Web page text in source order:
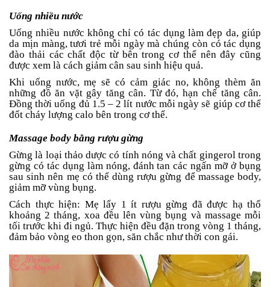
Uống nhiều nước
Uống nhiều nước không chỉ có tác dụng làm đẹp da, giúp
da mịn màng, tươi trẻ mỗi ngày mà chúng còn có tác dụng
đào thải các chất độc từ bên trong cơ thể nên đây cũng
được xem là cách giảm cân sau sinh hiệu quả.
Khi uống nước, mẹ sẽ có cảm giác no, không thèm ăn
những đồ ăn vặt gây tăng cân. Từ đó, hạn chế tăng cân.
Đồng thời uống đủ 1.5 – 2 lít nước mỗi ngày sẽ giúp cơ thể
đốt cháy lượng calo bên trong cơ thể.
Massage body bằng rượu gừng
Gừng là loại thảo dược có tính nóng và chất gingerol trong
gừng có tác dụng làm nóng, đánh tan các ngấn mỡ ở bụng
sau sinh nên mẹ có thể dùng rượu gừng để massage body,
giảm mỡ vùng bụng.
Cách thực hiện: Mẹ lấy 1 ít rượu gừng đã được hạ thổ
khoảng 2 tháng, xoa đều lên vùng bụng và massage mỗi
tối trước khi đi ngủ. Thực hiện đều đặn trong vòng 1 tháng,
đảm bảo vòng eo thon gọn, săn chắc như thời con gái.